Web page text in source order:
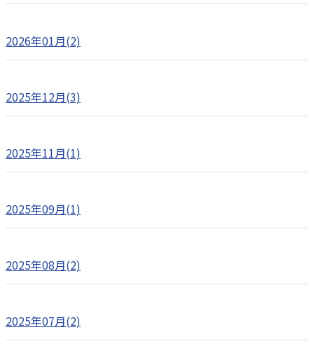
2026年01月(2)
2025年12月(3)
2025年11月(1)
2025年09月(1)
2025年08月(2)
2025年07月(2)